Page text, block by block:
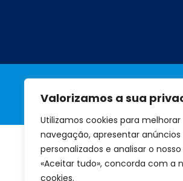
Valorizamos a sua
Utilizamos cookies para
navegação, apresentar
personalizados e analisar o
«Aceitar tudo», concorda com a
cookies.
A marca